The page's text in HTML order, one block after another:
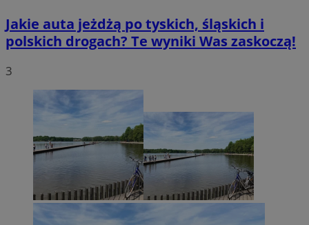
Jakie auta jeżdżą po tyskich, śląskich i
polskich drogach? Te wyniki Was zaskoczą!
3